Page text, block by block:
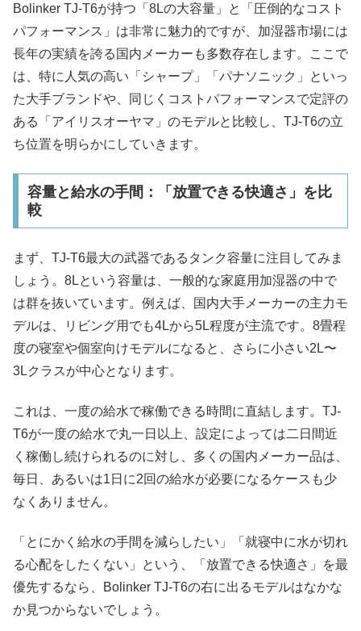
Bolinker TJ-T6が持つ「8Lの大容量」と「圧倒的なコスト
パフォーマンス」は非常に魅力的ですが、加湿器市場には
長年の実績を誇る国内メーカーも多数存在します。ここで
は、特に人気の高い「シャープ」「パナソニック」といっ
た大手ブランドや、同じくコストパフォーマンスで定評の
ある「アイリスオーヤマ」のモデルと比較し、TJ-T6の立
ち位置を明らかにしていきます。
容量と給水の手間：「放置できる快適さ」を比
較
まず、TJ-T6最大の武器であるタンク容量に注目してみま
しょう。8Lという容量は、一般的な家庭用加湿器の中で
は群を抜いています。例えば、国内大手メーカーの主力モ
デルは、リビング用でも4Lから5L程度が主流です。8畳程
度の寝室や個室向けモデルになると、さらに小さい2L〜
3Lクラスが中心となります。​
これは、一度の給水で稼働できる時間に直結します。TJ-
T6が一度の給水で丸一日以上、設定によっては二日間近
く稼働し続けられるのに対し、多くの国内メーカー品は、
毎日、あるいは1日に2回の給水が必要になるケースも少
なくありません。
「とにかく給水の手間を減らしたい」「就寝中に水が切れ
る心配をしたくない」という、「放置できる快適さ」を最
優先するなら、Bolinker TJ-T6の右に出るモデルはなかな
か見つからないでしょう。